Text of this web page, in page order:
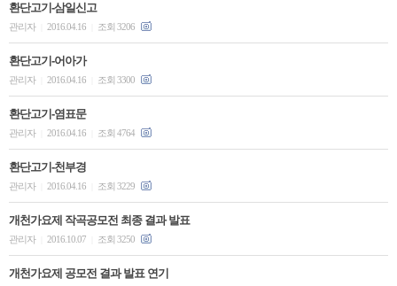
환단고기-삼일신고
관리자 2016.04.16 조회 3206
환단고기-어아가
관리자 2016.04.16 조회 3300
환단고기-염표문
관리자 2016.04.16 조회 4764
환단고기-천부경
관리자 2016.04.16 조회 3229
개천가요제 작곡공모전 최종 결과 발표
관리자 2016.10.07 조회 3250
개천가요제 공모전 결과 발표 연기